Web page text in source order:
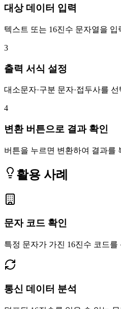
대상 데이터 입력
텍스트 또는 16진수 문자열을 입
3
출력 서식 설정
대소문자·구분 문자·접두사를 선
4
변환 버튼으로 결과 확인
버튼을 누르면 변환하여 결과를
활용 사례
문자 코드 확인
특정 문자가 가진 16진수 코드를
통신 데이터 분석